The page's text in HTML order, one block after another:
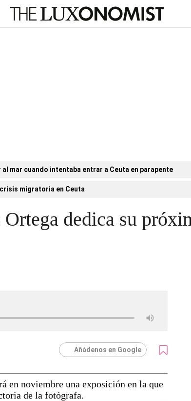
al mar cuando intentaba entrar a Ceuta en parapente
migratoria en Ceuta
dedica su
Añádenos en Google
en noviembre una exposición en la que
de la fotógrafa.